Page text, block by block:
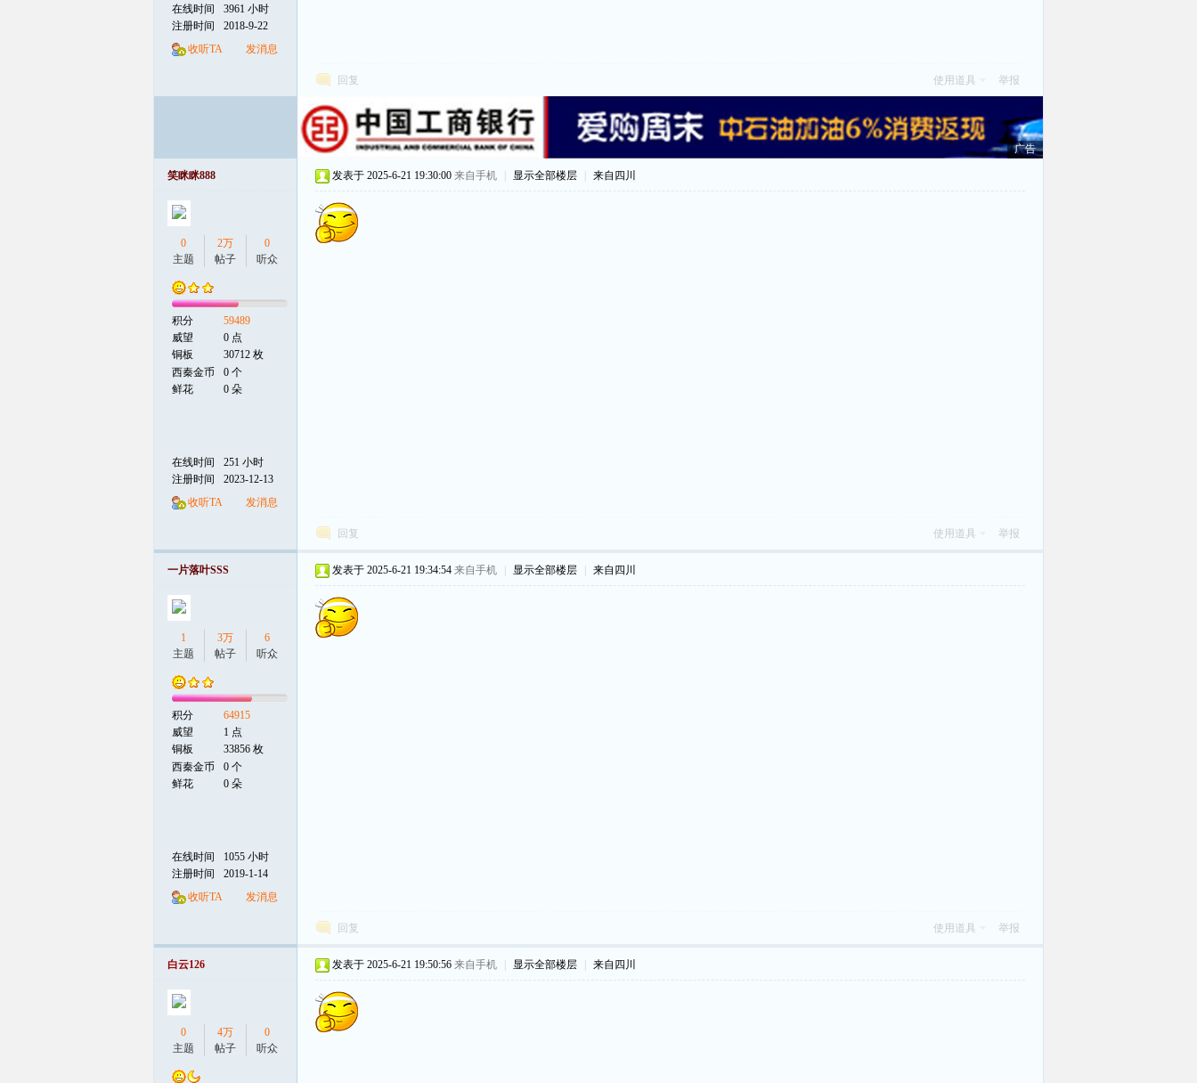
在线时间
3961 小时
注册时间
2018-9-22
收听TA
发消息
回复 使用道具 举报
广告
笑眯眯888
0
主题
2万
帖子
0
听众
积分
59489
威望
0 点
铜板
30712 枚
西秦金币
0 个
鲜花
0 朵
在线时间
251 小时
注册时间
2023-12-13
收听TA
发消息
发表于 2025-6-21 19:30:00 来自手机 显示全部楼层 来自四川
回复 使用道具 举报
一片落叶SSS
1
主题
3万
帖子
6
听众
积分
64915
威望
1 点
铜板
33856 枚
西秦金币
0 个
鲜花
0 朵
在线时间
1055 小时
注册时间
2019-1-14
收听TA
发消息
发表于 2025-6-21 19:34:54 来自手机 显示全部楼层 来自四川
回复 使用道具 举报
白云126
0
主题
4万
帖子
0
听众
发表于 2025-6-21 19:50:56 来自手机 显示全部楼层 来自四川